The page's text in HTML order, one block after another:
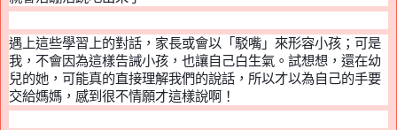
遇上這些學習上的對話，家長或會以「駁嘴」來形容小孩；可是
我，不會因為這樣告誡小孩，也讓自己白生氣。試想想，還在幼
兒的她，可能真的直接理解我們的說話，所以才以為自己的手要
交給媽媽，感到很不情願才這樣說啊！